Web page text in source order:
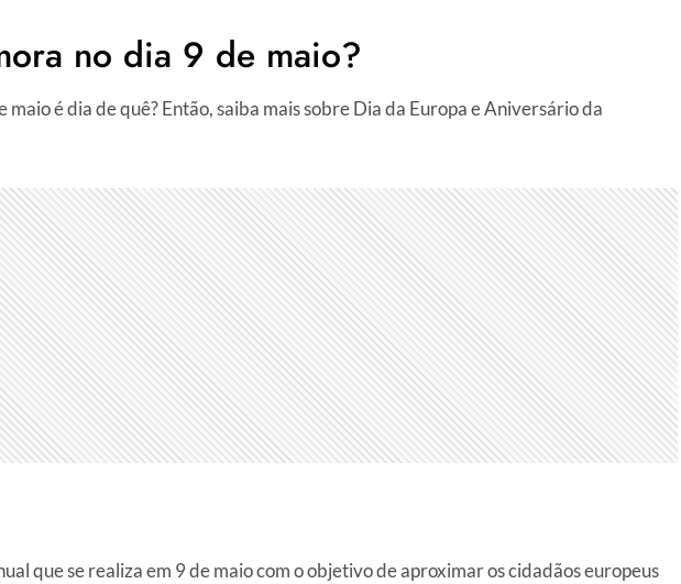
no dia 9 de maio?
maio é dia de quê? Então, saiba mais sobre Dia da Europa e Aniversário da
que se realiza em 9 de maio com o objetivo de aproximar os cidadãos europeus